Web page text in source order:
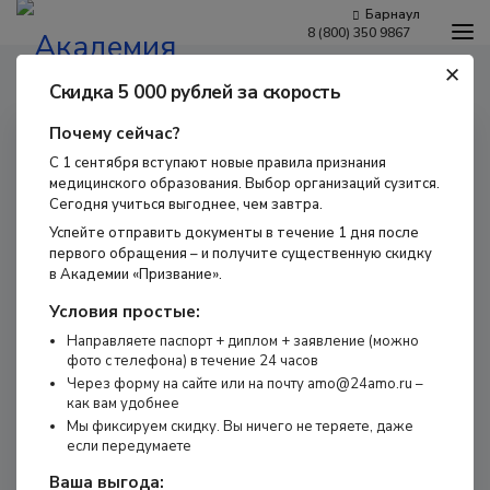
8 (800) 350 9867
Барнаул
Программы обучения
Условия обучения
Бесплатное обучение
Для работодателей
Наши мероприятия
Сведения об образовательной организации
Новости
Контакты
г. Барнаул,
квалификации
Актуальные вопросы ортодонтии
Скидка 5 000 рублей за скорость
Почему сейчас?
С 1 сентября вступают новые правила признания
медицинского образования. Выбор организаций сузится.
Сегодня учиться выгоднее, чем завтра.
Успейте отправить документы в течение 1 дня после
первого обращения – и получите существенную скидку
в Академии «Призвание».
Условия простые:
Направляете паспорт + диплом + заявление (можно
фото с телефона) в течение 24 часов
Через форму на сайте или на почту amo@24amo.ru –
как вам удобнее
Мы фиксируем скидку. Вы ничего не теряете, даже
если передумаете
Ваша выгода:
+